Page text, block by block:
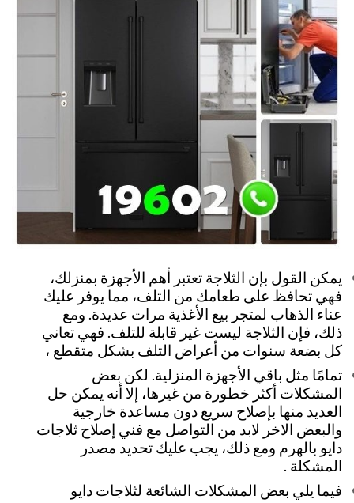
يمكن القول بإن الثلاجة تعتبر أهم الأجهزة بمنزلك،
فهي تحافظ على طعامك من التلف، مما يوفر عليك
عناء الذهاب لمتجر بيع الأغذية مرات عديدة. ومع
ذلك، فإن الثلاجة ليست غير قابلة للتلف. فهي تعاني
كل بضعة سنوات من أعراض التلف بشكل متقطع ،
تمامًا مثل باقي الأجهزة المنزلية. لكن بعض
المشكلات أكثر خطورة من غيرها، إلا أنه يمكن حل
العديد منها بإصلاح سريع دون مساعدة خارجية
والبعض الاخر لابد من التواصل مع فني إصلاح ثلاجات
دايو بالهرم ومع ذلك، يجب عليك تحديد مصدر
المشكلة .
فيما يلي بعض المشكلات الشائعة لثلاجات دايو